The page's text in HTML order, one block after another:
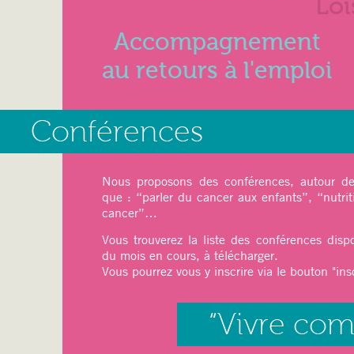
Juin 2025
Sport: pilâtes, Qi-Gong
Relaxation
: Sophrologie
Dessin, Peinture ( cet atelier est
Accompagnement
au retours à l'emploi
Conférences
Nous proposons des conférences, autour
que : “parler du cancer aux enfants”,
cancer”…
Vous trouverez la liste des conférences
du mois en cours, à télécharger.
Vous pourrez vous y inscrire via le bouton
“Vivre